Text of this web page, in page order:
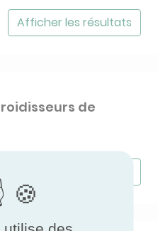
Afficher les résultats
de